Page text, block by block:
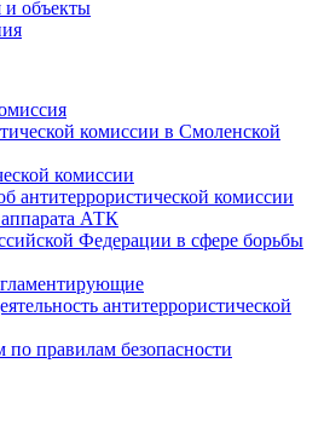
объекты
комиссии в Смоленской
комиссии
антитеррористической комиссии
АТК
Федерации в сфере борьбы
антитеррористической
правилам безопасности